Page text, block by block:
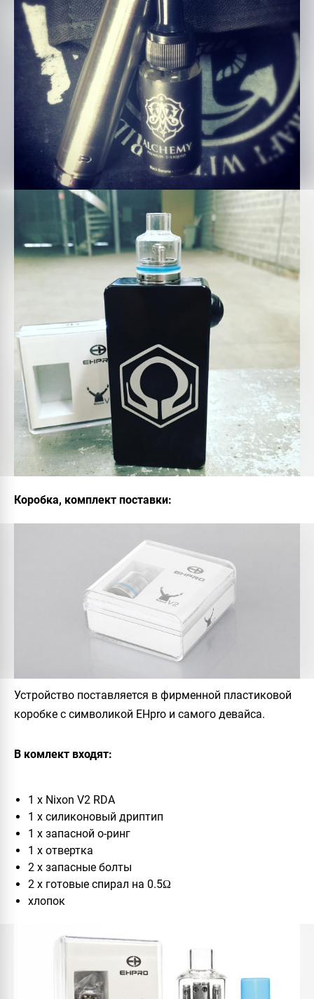
Коробка, комплект поставки:
Устройство поставляется в фирменной пластиковой
коробке с символикой EHpro и самого девайса.
В комлект входят:
1 x Nixon V2 RDA
1 x силиконовый дриптип
1 x запасной о-ринг
1 x отвертка
2 x запасные болты
2 x готовые спирал на 0.5Ω
хлопок